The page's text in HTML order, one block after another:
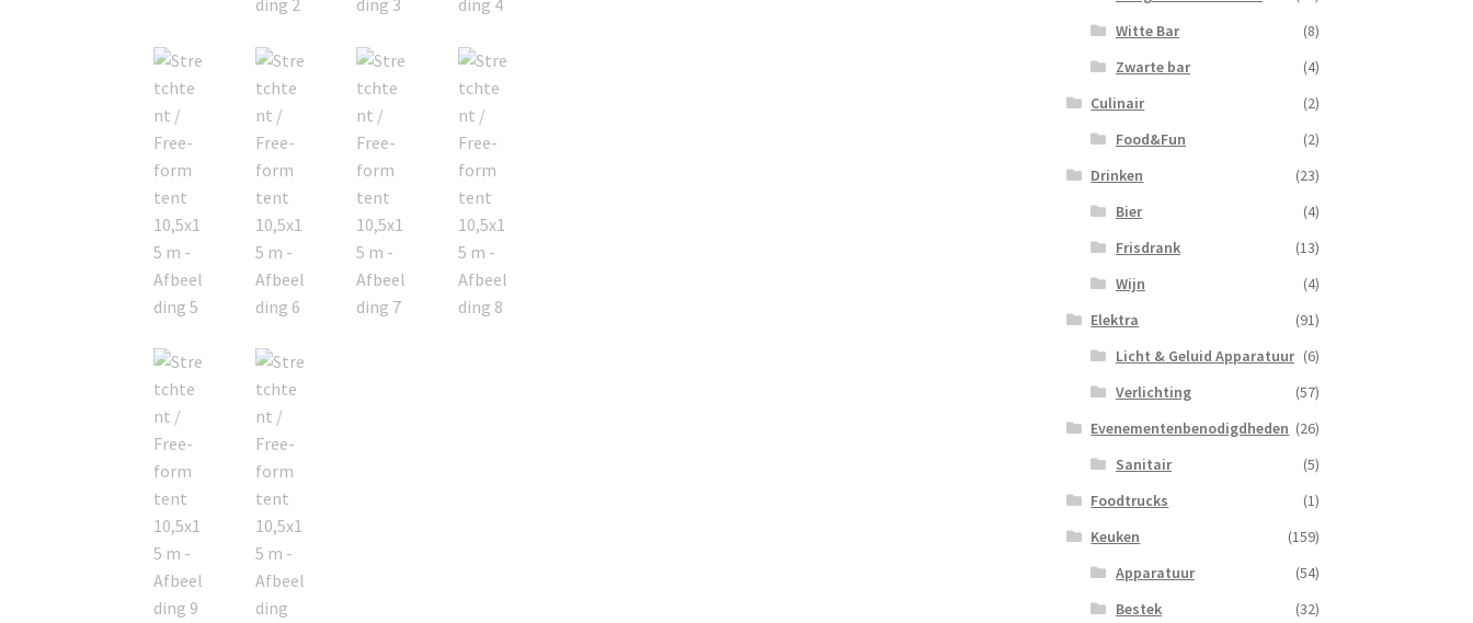
Witte Bar
(8)
Zwarte bar
(4)
Culinair
(2)
Food&Fun
(2)
Drinken
(23)
Bier
(4)
Frisdrank
(13)
Wijn
(4)
Elektra
(91)
Licht & Geluid Apparatuur (6)
Verlichting
(57)
Evenementenbenodigdheden (26)
Sanitair
(5)
Foodtrucks
(1)
Keuken
(159)
Apparatuur
(54)
Bestek
(32)